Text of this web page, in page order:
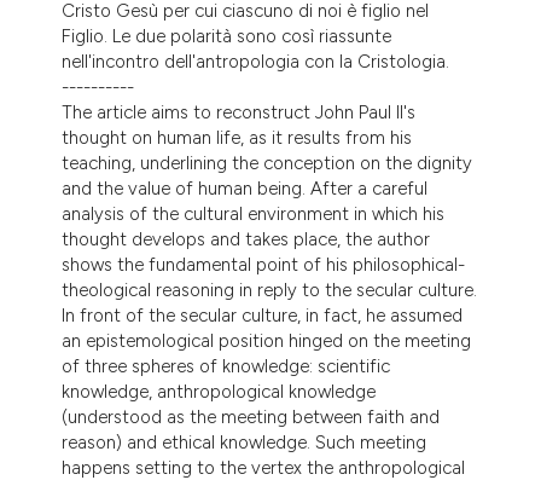
Cristo Gesù per cui ciascuno di noi è figlio nel
Figlio. Le due polarità sono così riassunte
nell'incontro dell'antropologia con la Cristologia.
----------
The article aims to reconstruct John Paul II's
thought on human life, as it results from his
teaching, underlining the conception on the dignity
and the value of human being. After a careful
analysis of the cultural environment in which his
thought develops and takes place, the author
shows the fundamental point of his philosophical-
theological reasoning in reply to the secular culture.
In front of the secular culture, in fact, he assumed
an epistemological position hinged on the meeting
of three spheres of knowledge: scientific
knowledge, anthropological knowledge
(understood as the meeting between faith and
reason) and ethical knowledge. Such meeting
happens setting to the vertex the anthropological